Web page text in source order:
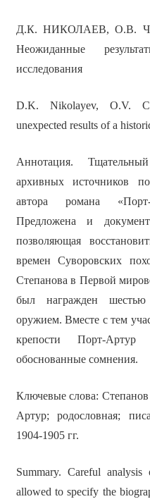
Д.К. НИКОЛАЕВ, О.В.
Неожиданные
исследования
D.K. Nikolayev, O.V.
unexpected results of a
Аннотация.
архивных источников
автора романа
Предложена и
позволяющая
времен Суворовских
Степанова в Первой
был награжден
оружием. Вместе с тем
крепости Порт-
обоснованные сомнения.
Ключевые слова:
Артур; родословная;
1904-1905 гг.
Summary. Careful
allowed to specify the